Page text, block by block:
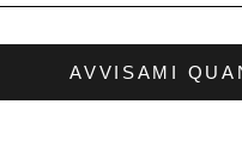
AVVISAMI